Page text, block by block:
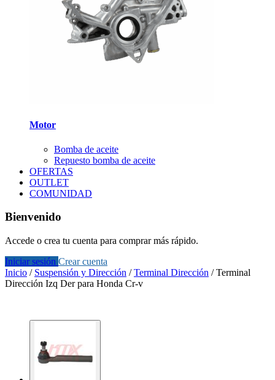
Motor
Bomba de aceite
Repuesto bomba de aceite
OFERTAS
OUTLET
COMUNIDAD
Bienvenido
Accede o crea tu cuenta para comprar más rápido.
Iniciar sesión Crear cuenta
Inicio / Suspensión y Dirección /Terminal Dirección /Terminal
Dirección Izq Der para Honda Cr-v